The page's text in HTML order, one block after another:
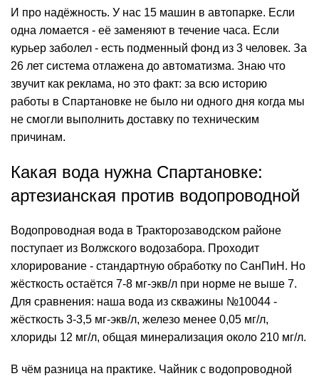
И про надёжность. У нас 15 машин в автопарке. Если
одна ломается - её заменяют в течение часа. Если
курьер заболел - есть подменный фонд из 3 человек. За
26 лет система отлажена до автоматизма. Знаю что
звучит как реклама, но это факт: за всю историю
работы в Спартановке не было ни одного дня когда мы
не смогли выполнить доставку по техническим
причинам.
Какая вода нужна Спартановке:
артезианская против водопроводной
Водопроводная вода в Тракторозаводском районе
поступает из Волжского водозабора. Проходит
хлорирование - стандартную обработку по СанПиН . Но
жёсткость остаётся 7-8 мг-экв/л при норме не выше 7.
Для сравнения: наша вода из скважины №10044 -
жёсткость 3-3,5 мг-экв/л, железо менее 0,05 мг/л,
хлориды 12 мг/л, общая минерализация около 210 мг/л.
В чём разница на практике. Чайник с водопроводной